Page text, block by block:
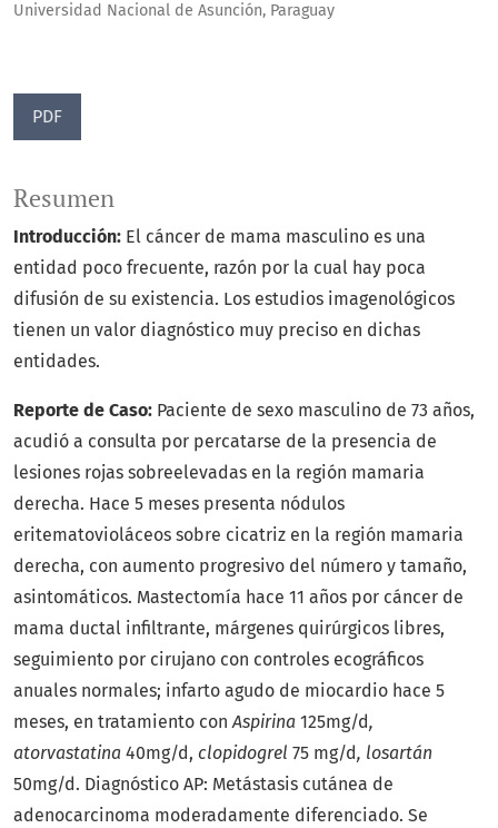
Universidad Nacional de Asunción, Paraguay
PDF
Resumen
Introducción: El cáncer de mama masculino es una
entidad poco frecuente, razón por la cual hay poca
difusión de su existencia. Los estudios imagenológicos
tienen un valor diagnóstico muy preciso en dichas
entidades.
Reporte de Caso: Paciente de sexo masculino de 73 años,
acudió a consulta por percatarse de la presencia de
lesiones rojas sobreelevadas en la región mamaria
derecha. Hace 5 meses presenta nódulos
eritematovioláceos sobre cicatriz en la región mamaria
derecha, con aumento progresivo del número y tamaño,
asintomáticos. Mastectomía hace 11 años por cáncer de
mama ductal infiltrante, márgenes quirúrgicos libres,
seguimiento por cirujano con controles ecográficos
anuales normales; infarto agudo de miocardio hace 5
meses, en tratamiento conAspirina 125mg/d,
atorvastatina 40mg/d, clopidogrel 75 mg/d, losartán
50mg/d. Diagnóstico AP: Metástasis cutánea de
adenocarcinoma moderadamente diferenciado. Se